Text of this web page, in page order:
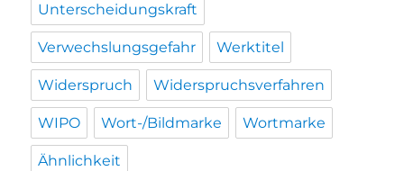
Unterscheidungskraft
Verwechslungsgefahr Werktitel
Widerspruch Widerspruchsverfahren
WIPO Wort-/Bildmarke Wortmarke
Ähnlichkeit